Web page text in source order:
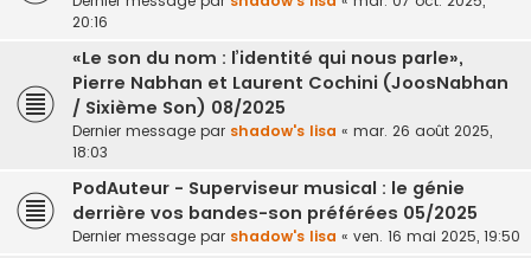
20:16
«Le son du nom : l’identité qui nous parle»,
Pierre Nabhan et Laurent Cochini (JoosNabhan
/ Sixième Son) 08/2025
Dernier message par shadow's lisa « mar. 26 août 2025,
18:03
PodAuteur - Superviseur musical : le génie
derrière vos bandes-son préférées 05/2025
Dernier message par shadow's lisa « ven. 16 mai 2025, 19:50